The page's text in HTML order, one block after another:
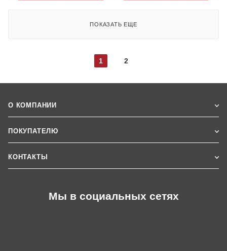
ПОКАЗАТЬ ЕЩЕ
1 2
О КОМПАНИИ
ПОКУПАТЕЛЮ
КОНТАКТЫ
Мы в социальных сетях